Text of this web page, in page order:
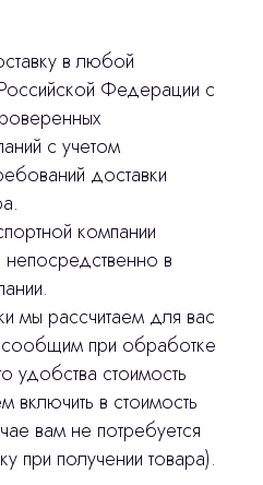
в любой
Федерации с
с учетом
доставки
компании
непосредственно в
мы рассчитаем для вас
сообщим при обработке
удобства стоимость
включить в стоимость
вам не потребуется
при получении товара).